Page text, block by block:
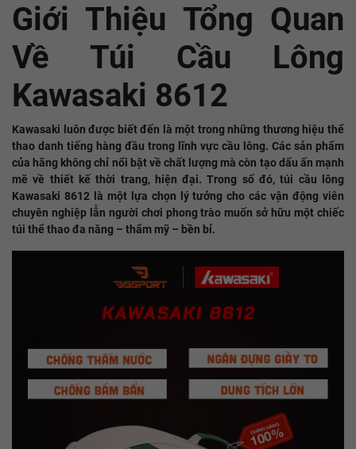
Giới Thiệu Tổng Quan
Về Túi Cầu Lông
Kawasaki 8612
Kawasaki luôn được biết đến là một trong những thương hiệu thể
thao danh tiếng hàng đầu trong lĩnh vực cầu lông. Các sản phẩm
của hãng không chỉ nổi bật về chất lượng mà còn tạo dấu ấn mạnh
mẽ về thiết kế thời trang, hiện đại. Trong số đó, túi cầu lông
Kawasaki 8612 là một lựa chọn lý tưởng cho các vận động viên
chuyên nghiệp lẫn người chơi phong trào muốn sở hữu một chiếc
túi thể thao đa năng – thẩm mỹ – bền bỉ.